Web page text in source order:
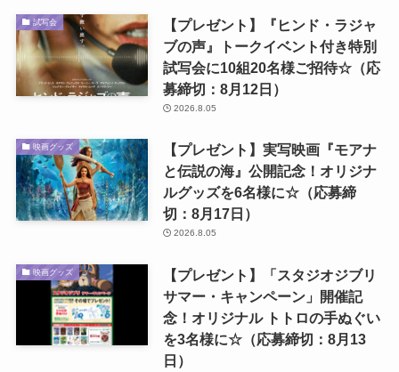
試写会
【プレゼント】『ヒンド・ラジャ
ブの声』トークイベント付き特別
試写会に10組20名様ご招待☆（応
募締切：8月12日）
2026.8.05
映画グッズ
【プレゼント】実写映画『モアナ
と伝説の海』公開記念！オリジナ
ルグッズを6名様に☆（応募締
切：8月17日）
2026.8.05
映画グッズ
【プレゼント】「スタジオジブリ
サマー・キャンペーン」開催記
念！オリジナル トトロの手ぬぐい
を3名様に☆（応募締切：8月13
日）